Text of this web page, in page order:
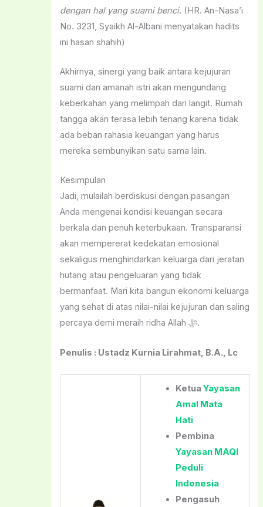
dengan hal yang suami benci. (HR. An-Nasa’i
No. 3231, Syaikh Al-Albani menyatakan hadits
ini hasan shahih)
Akhirnya, sinergi yang baik antara kejujuran
suami dan amanah istri akan mengundang
keberkahan yang melimpah dari langit. Rumah
tangga akan terasa lebih tenang karena tidak
ada beban rahasia keuangan yang harus
mereka sembunyikan satu sama lain.
Kesimpulan
Jadi, mulailah berdiskusi dengan pasangan
Anda mengenai kondisi keuangan secara
berkala dan penuh keterbukaan. Transparansi
akan mempererat kedekatan emosional
sekaligus menghindarkan keluarga dari jeratan
hutang atau pengeluaran yang tidak
bermanfaat. Mari kita bangun ekonomi keluarga
yang sehat di atas nilai-nilai kejujuran dan saling
percaya demi meraih ridha Allah ﷻ.
Penulis : Ustadz Kurnia Lirahmat, B.A., Lc
Ketua Yayasan
Amal Mata
Hati
Pembina
Yayasan MAQI
Peduli
Indonesia
Pengasuh